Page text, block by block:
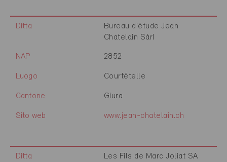
Ditta
Bureau d'étude Jean
Chatelain Sàrl
NAP 2852
Luogo Courtételle
Cantone Giura
Sito web www.jean-chatelain.ch
Ditta Les Fils de Marc Joliat SA